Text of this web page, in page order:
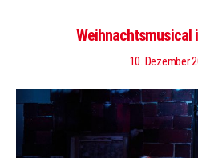
Weihnachtsmusical
10. Dezember